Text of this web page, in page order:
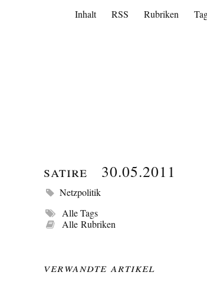
Inhalt RSS Rubriken
Satire 30.05.2011
Netzpolitik
Alle Tags
Alle Rubriken
Verwandte Artikel